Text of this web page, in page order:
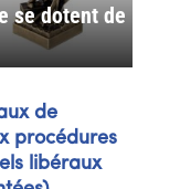
se dotent de
de
procédures
libéraux